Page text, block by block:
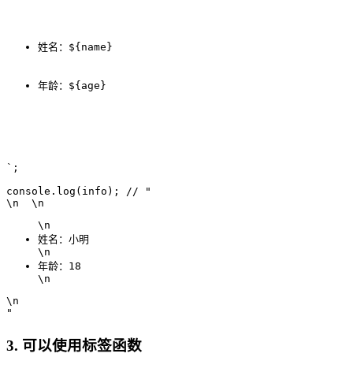
姓名：${name}
年龄：${age}
`;
console.log(info); // "
\n  \n
\n
姓名：小明
\n
年龄：18
\n
\n
"
3. 可以使用标签函数